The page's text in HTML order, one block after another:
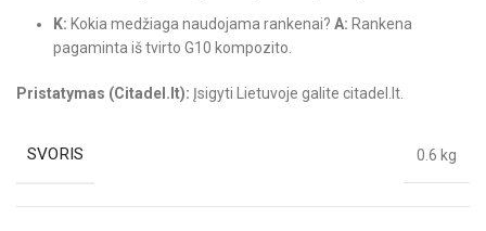
K: Kokia medžiaga naudojama rankenai? A: Rankena
pagaminta iš tvirto G10 kompozito.
Pristatymas (Citadel.lt): Įsigyti Lietuvoje galite citadel.lt.
SVORIS 0.6 kg